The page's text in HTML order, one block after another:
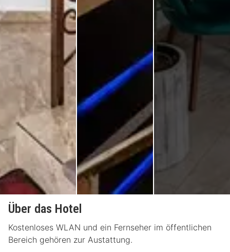
Über das Hotel
Kostenloses WLAN und ein Fernseher im öffentlichen
Bereich gehören zur Austattung.